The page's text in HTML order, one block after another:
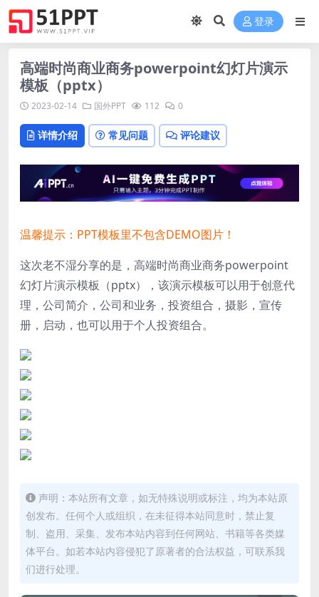
登录
高端时尚商业商务powerpoint幻灯片演示
模板（pptx）
2023-02-14 国外PPT 112 0
详情介绍 常见问题 评论建议
温馨提示：PPT模板里不包含DEMO图片！
这次老不湿分享的是，高端时尚商业商务powerpoint
幻灯片演示模板（pptx），该演示模板可以用于创意代
理，公司简介，公司和业务，投资组合，摄影，宣传
册，启动，也可以用于个人投资组合。
声明：本站所有文章，如无特殊说明或标注，均为本站原
创发布。任何个人或组织，在未征得本站同意时，禁止复
制、盗用、采集、发布本站内容到任何网站、书籍等各类媒
体平台。如若本站内容侵犯了原著者的合法权益，可联系我
们进行处理。